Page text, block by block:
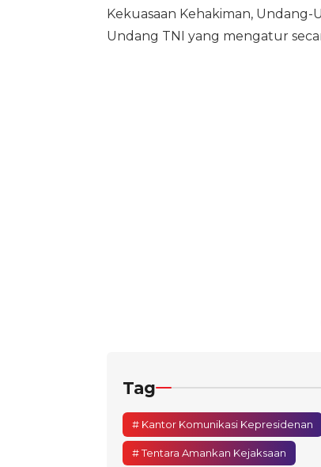
Kekuasaan Kehakiman,
Undang TNI yang mengatur
Tag
# Kantor Komunikasi Kepresidenan
# Tentara Amankan Kejaksaan